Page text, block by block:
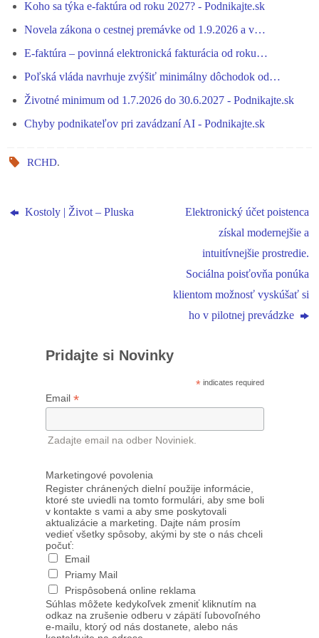
er pp m
Koho sa týka e-faktúra od roku 2027? - Podnikajte.sk
Novela zákona o cestnej premávke od 1.9.2026 a v…
E-faktúra – povinná elektronická fakturácia od roku…
Poľská vláda navrhuje zvýšiť minimálny dôchodok od…
Životné minimum od 1.7.2026 do 30.6.2027 - Podnikajte.sk
Chyby podnikateľov pri zavádzaní AI - Podnikajte.sk
RCHD.
Kostoly | Život – Pluska
Elektronický účet poistenca
získal modernejšie a
intuitívnejšie prostredie.
Sociálna poisťovňa ponúka
klientom možnosť vyskúšať si
ho v pilotnej prevádzke
Pridajte si Novinky
* indicates required
Email *
Zadajte email na odber Noviniek.
Marketingové povolenia
Register chránených dielní použije informácie,
ktoré ste uviedli na tomto formulári, aby sme boli
v kontakte s vami a aby sme poskytovali
aktualizácie a marketing. Dajte nám prosím
vedieť všetky spôsoby, akými by ste o nás chceli
počuť:
Email
Priamy Mail
Prispôsobená online reklama
Súhlas môžete kedykoľvek zmeniť kliknutím na
odkaz na zrušenie odberu v zápätí ľubovoľného
e-mailu, ktorý od nás dostanete, alebo nás